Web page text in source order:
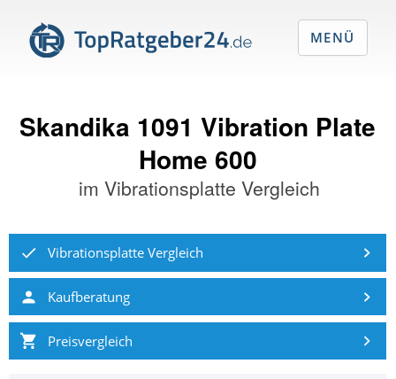
Skandika 1091 Vibration Plate
Home 600
imVibrationsplatte Vergleich
Vibrationsplatte Vergleich
Kaufberatung
Preisvergleich
MENÜ